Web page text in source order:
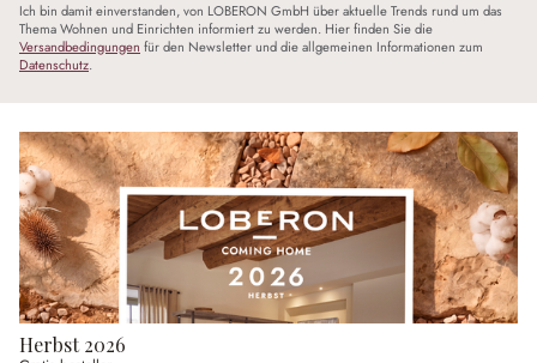
Ich bin damit einverstanden, von LOBERON GmbH über aktuelle Trends rund um das
Thema Wohnen und Einrichten informiert zu werden. Hier finden Sie die
Versandbedingungen für den Newsletter und die allgemeinen Informationen zum
Datenschutz.
Herbst 2026